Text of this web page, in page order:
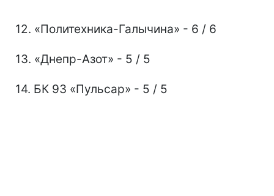
12. «Политехника-Галычина» - 6 / 6
13. «Днепр-Азот» - 5 / 5
14. БК 93 «Пульсар» - 5 / 5